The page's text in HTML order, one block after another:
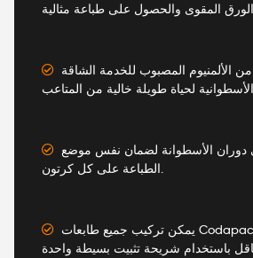
من الألمنيوم المصبوب للخدمة الشاقة
دوران الأسطوانة لضمان نفس موضع
الطباعة على كل كرتون.
يمكن تركيب جميع طابعات Codapack بسهولة على